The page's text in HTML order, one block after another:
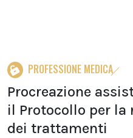
PROFESSIONE MEDICA
Procreazione
il Protocollo per la
dei trattamenti